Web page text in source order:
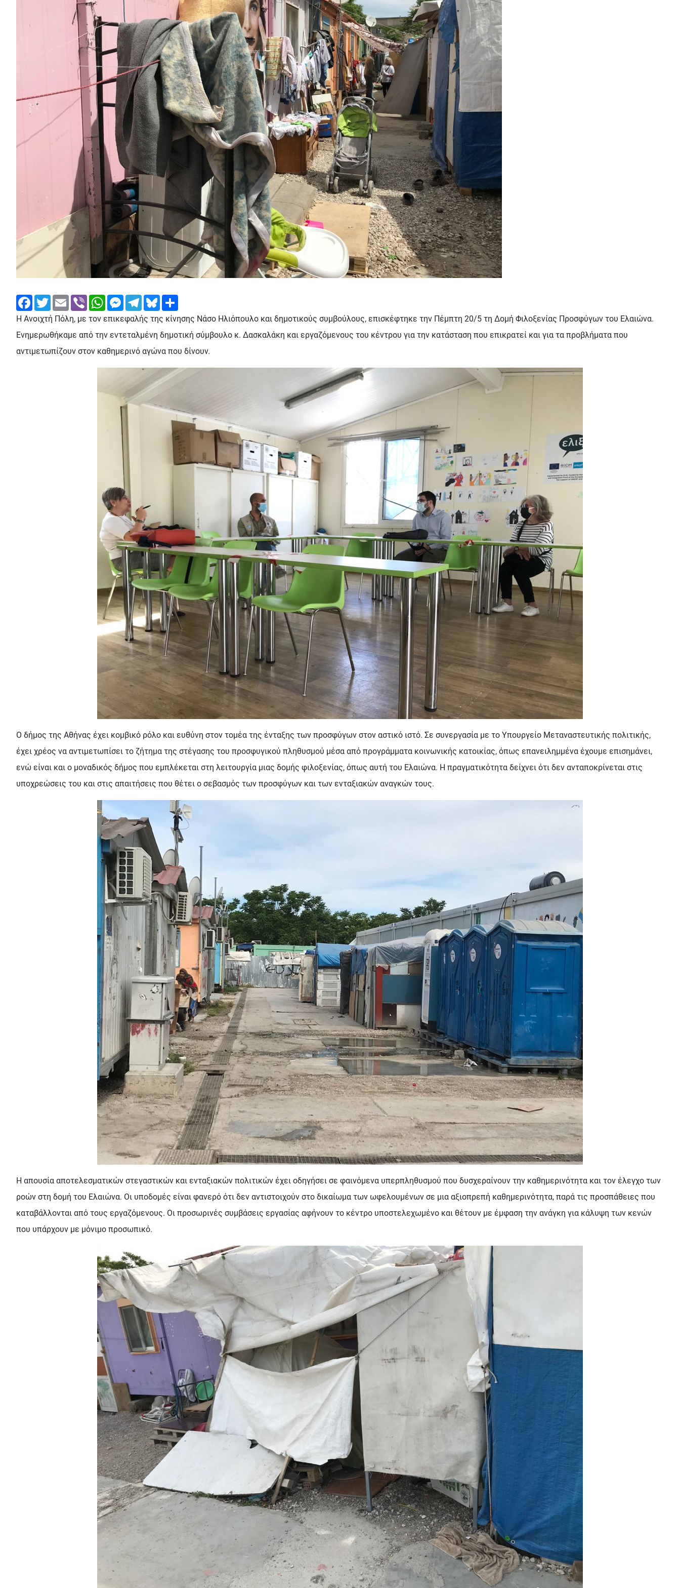
FacebookTwitterEmail Viber WhatsAppMessengerTelegramBluesky
Η Ανοιχτή Πόλη, με τον επικεφαλής της κίνησης Νάσο Ηλιόπουλο και δημοτικούς συμβούλους, επισκέφτηκε την Πέμπτη 20/5 τη Δομή Φιλοξενίας Προσφύγων του Ελαιώνα.
Ενημερωθήκαμε από την εντεταλμένη δημοτική σύμβουλο κ. Δασκαλάκη και εργαζόμενους του κέντρου για την κατάσταση που επικρατεί και για τα προβλήματα που
αντιμετωπίζουν στον καθημερινό αγώνα που δίνουν.
Ο δήμος της Αθήνας έχει κομβικό ρόλο και ευθύνη στον τομέα της ένταξης των προσφύγων στον αστικό ιστό. Σε συνεργασία με το Υπουργείο Μεταναστευτικής πολιτικής,
έχει χρέος να αντιμετωπίσει το ζήτημα της στέγασης του προσφυγικού πληθυσμού μέσα από προγράμματα κοινωνικής κατοικίας, όπως επανειλημμένα έχουμε επισημάνει,
ενώ είναι και ο μοναδικός δήμος που εμπλέκεται στη λειτουργία μιας δομής φιλοξενίας, όπως αυτή του Ελαιώνα. Η πραγματικότητα δείχνει ότι δεν ανταποκρίνεται στις
υποχρεώσεις του και στις απαιτήσεις που θέτει ο σεβασμός των προσφύγων και των ενταξιακών αναγκών τους.
Η απουσία αποτελεσματικών στεγαστικών και ενταξιακών πολιτικών έχει οδηγήσει σε φαινόμενα υπερπληθυσμού που δυσχεραίνουν την καθημερινότητα και τον έλεγχο των
ροών στη δομή του Ελαιώνα. Οι υποδομές είναι φανερό ότι δεν αντιστοιχούν στο δικαίωμα των ωφελουμένων σε μια αξιοπρεπή καθημερινότητα, παρά τις προσπάθειες που
καταβάλλονται από τους εργαζόμενους. Οι προσωρινές συμβάσεις εργασίας αφήνουν το κέντρο υποστελεχωμένο και θέτουν με έμφαση την ανάγκη για κάλυψη των κενών
που υπάρχουν με μόνιμο προσωπικό.